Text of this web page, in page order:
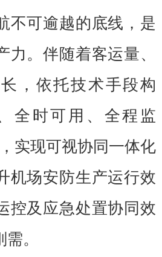
可逾越的底线，是
力。伴随着客运量、
，依托技术手段构
全时可用、全程监
实现可视协同一体化
机场安防生产运行效
控及应急处置协同效
。